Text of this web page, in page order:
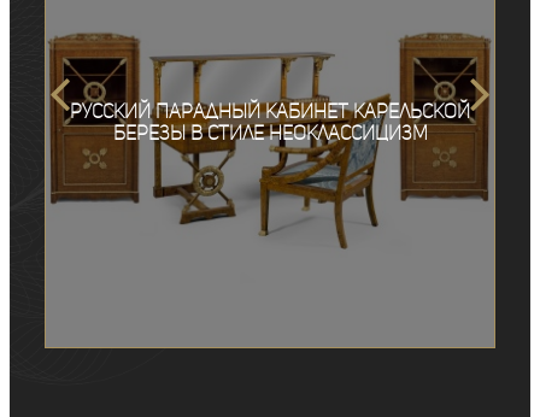
Русский парадный кабинет карельской
березы в стиле неоклассицизм